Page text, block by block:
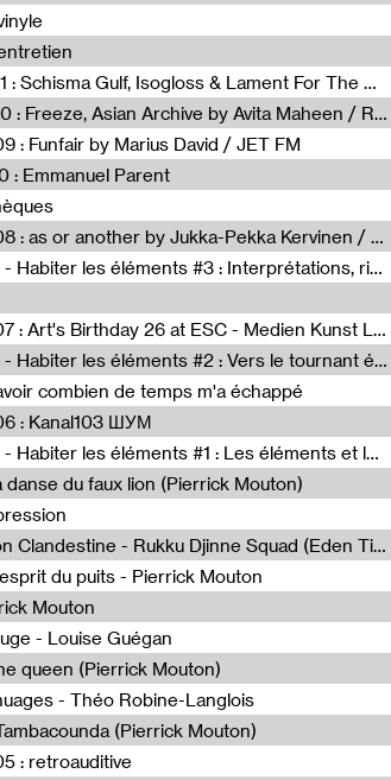
Radia Show #1111 : Schisma Gulf, Isogloss & Lament For The Old Clock By Harvey Young / Resonance
Radia Show #1110 : Freeze, Asian Archive by Avita Maheen / Radio Worm
: Funfair by Marius David / JET FM
: Emmanuel Parent
Radia Show #1108 : as or another by Jukka-Pekka Kervinen / Rádio Zero
Sous le paysage - Habiter les éléments #3 : Interprétations, rituels et symboliques des éléments
Radia Show #1107 : Art's Birthday 26 at ESC - Medien Kunst Labor
Sous le paysage - Habiter les éléments #2 : Vers le tournant élémentaire
combien de temps m'a échappé
: Kanal103 ШУМ
Sous le paysage - Habiter les éléments #1 : Les éléments et les débordements du vivant
danse du faux lion (Pierrick Mouton)
Non à l'émigration Clandestine - Rukku Djinne Squad (Eden Tinto Collins)
du puits - Pierrick Mouton
Mouton
- Louise Guégan
queen (Pierrick Mouton)
- Théo Robine-Langlois
(Pierrick Mouton)
: retroauditive